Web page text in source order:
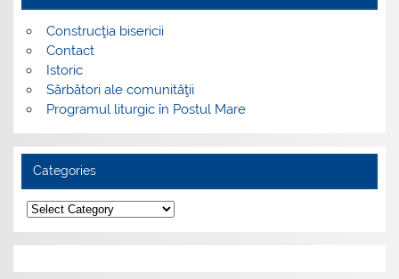
Construcţia bisericii
Contact
Istoric
Sărbători ale comunităţii
Programul liturgic în Postul Mare
Categories
Categories